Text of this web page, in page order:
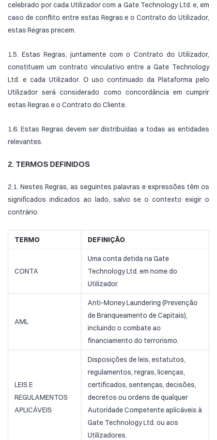
celebrado por cada Utilizador com a Gate Technology Ltd. e, em
caso de conflito entre estas Regras e o Contrato do Utilizador,
estas Regras precem.
1.5. Estas Regras, juntamente com o Contrato do Utilizador,
constituem um contrato vinculativo entre a Gate Technology
Ltd. e cada Utilizador. O uso continuado da Plataforma pelo
Utilizador será considerado como concordância em cumprir
estas Regras e o Contrato do Cliente.
1.6. Estas Regras devem ser distribuídas a todas as entidades
relevantes.
2. TERMOS DEFINIDOS
2.1. Nestes Regras, as seguintes palavras e expressões têm os
significados indicados ao lado, salvo se o contexto exigir o
contrário.
TERMO DEFINIÇÃO
CONTA
Uma conta detida na Gate
Technology Ltd. em nome do
Utilizador.
AML
Anti-Money Laundering (Prevenção
de Branqueamento de Capitais),
incluindo o combate ao
financiamento do terrorismo.
LEIS E
REGULAMENTOS
APLICÁVEIS
Disposições de leis, estatutos,
regulamentos, regras, licenças,
certificados, sentenças, decisões,
decretos ou ordens de qualquer
Autoridade Competente aplicáveis à
Gate Technology Ltd. ou aos
Utilizadores.